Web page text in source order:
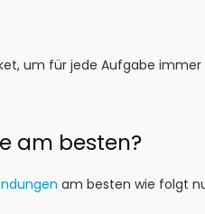
um für jede Aufgabe immer
am besten?
am besten wie folgt